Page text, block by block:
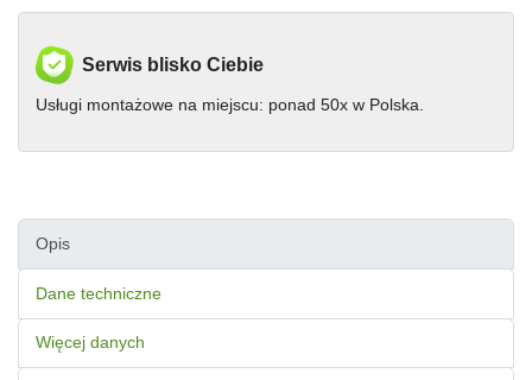
Serwis blisko Ciebie
Usługi montażowe na miejscu: ponad 50x w Polska.
Opis
Dane techniczne
Więcej danych